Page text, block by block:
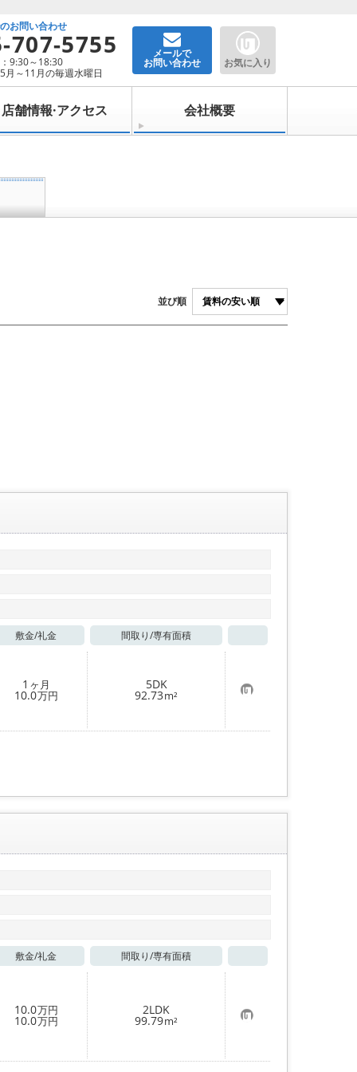
お問い合わせ
707-5755
9:30～18:30
月～11月の毎週水曜日
メールで
お問い合わせ お気に入り
店舗情報·アクセス 会社概要
並び順
敷金/礼金 間取り/専有面積
1 ヶ月
10.0万円
5DK
92.73m² お
気
に
入
敷金/礼金 間取り/専有面積
10.0万円
10.0万円
2LDK
99.79m² お
気
に
入
り